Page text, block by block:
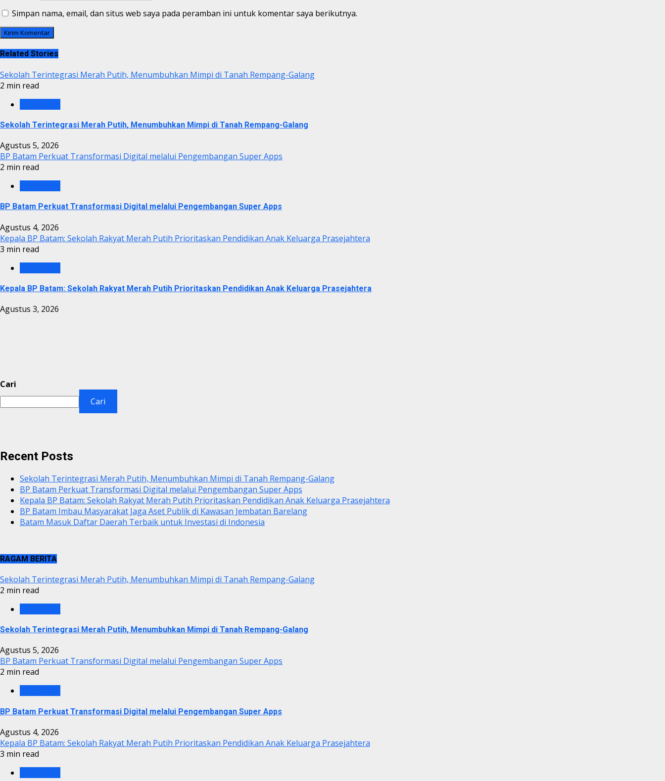
Simpan nama, email, dan situs web saya pada peramban ini untuk komentar saya berikutnya.
Related Stories
Sekolah Terintegrasi Merah Putih, Menumbuhkan Mimpi di Tanah Rempang-Galang
2 min read
Sekolah Terintegrasi Merah Putih, Menumbuhkan Mimpi di Tanah Rempang-Galang
Agustus 5, 2026
BP Batam Perkuat Transformasi Digital melalui Pengembangan Super Apps
2 min read
BP Batam Perkuat Transformasi Digital melalui Pengembangan Super Apps
Agustus 4, 2026
Kepala BP Batam: Sekolah Rakyat Merah Putih Prioritaskan Pendidikan Anak Keluarga Prasejahtera
3 min read
Kepala BP Batam: Sekolah Rakyat Merah Putih Prioritaskan Pendidikan Anak Keluarga Prasejahtera
Agustus 3, 2026
Cari
Cari
Recent Posts
Sekolah Terintegrasi Merah Putih, Menumbuhkan Mimpi di Tanah Rempang-Galang
BP Batam Perkuat Transformasi Digital melalui Pengembangan Super Apps
Kepala BP Batam: Sekolah Rakyat Merah Putih Prioritaskan Pendidikan Anak Keluarga Prasejahtera
BP Batam Imbau Masyarakat Jaga Aset Publik di Kawasan Jembatan Barelang
Batam Masuk Daftar Daerah Terbaik untuk Investasi di Indonesia
RAGAM BERITA
Sekolah Terintegrasi Merah Putih, Menumbuhkan Mimpi di Tanah Rempang-Galang
2 min read
Sekolah Terintegrasi Merah Putih, Menumbuhkan Mimpi di Tanah Rempang-Galang
Agustus 5, 2026
BP Batam Perkuat Transformasi Digital melalui Pengembangan Super Apps
2 min read
BP Batam Perkuat Transformasi Digital melalui Pengembangan Super Apps
Agustus 4, 2026
Kepala BP Batam: Sekolah Rakyat Merah Putih Prioritaskan Pendidikan Anak Keluarga Prasejahtera
3 min read